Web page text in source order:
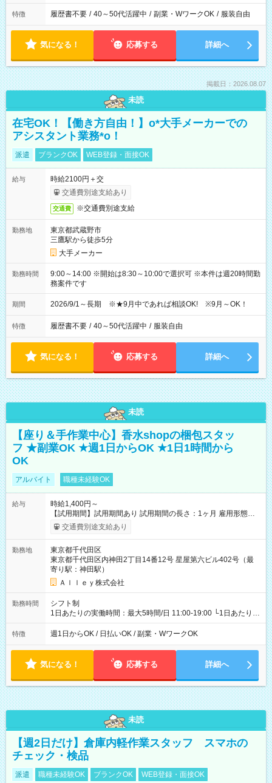
特徴 履歴書不要 / 40～50代活躍中 / 副業・WワークOK / 服装自由
気になる！ 応募する 詳細へ
掲載日：2026.08.07
未読
在宅OK！【働き方自由！】o*大手メーカーでの
アシスタント業務*o！
派遣 ブランクOK WEB登録・面接OK
給与
時給2100円＋交
交通費別途支給あり
交通費 ※交通費別途支給
勤務地
東京都武蔵野市
三鷹駅から徒歩5分
大手メーカー
勤務時間
9:00～14:00 ※開始は8:30～10:00で選択可 ※本件は週20時間勤
務案件です
期間 2026/9/1～長期 ※★9月中であれば相談OK! ※9月～OK！
特徴 履歴書不要 / 40～50代活躍中 / 服装自由
気になる！ 応募する 詳細へ
未読
【座り＆手作業中心】香水shopの梱包スタッ
フ ★副業OK ★週1日からOK ★1日1時間から
OK
アルバイト 職種未経験OK
給与
時給1,400円～
【試用期間】試用期間あり 試用期間の長さ：1ヶ月 雇用形態、
給与は本採用時と同じです。
交通費別途支給あり
勤務地
東京都千代田区
東京都千代田区内神田2丁目14番12号 星屋第六ビル402号（最
寄り駅：神田駅）
Ａｌｌｅｙ株式会社
勤務時間
シフト制
1日あたりの実働時間：最大5時間/日 11:00-19:00 └1日あたりの
実働時間：1-5時間 └上記の時間帯内であれば、いつでも勤務可
能！ └平日・土曜日の中で、お好きな曜日でご勤務いただけま
18:00 などのように、自由な働き方が可能なお仕事です！
特徴 週1日からOK / 日払いOK / 副業・WワークOK
気になる！ 応募する 詳細へ
未読
【週2日だけ】倉庫内軽作業スタッフ スマホの
チェック・検品
派遣 職種未経験OK ブランクOK WEB登録・面接OK